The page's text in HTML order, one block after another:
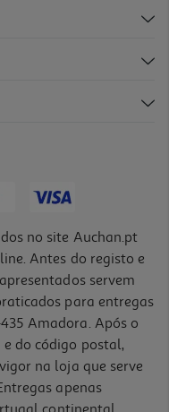
no site Auchan.pt
Antes do registo e
servem
para entregas
Amadora. Após o
do código postal,
na loja que serve
apenas